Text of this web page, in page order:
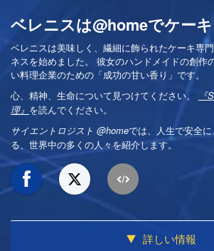
ベレニスは@homeでケーキ
ベレニスは美味しく、繊細に飾られたケーキ専
ネスを始めました。 彼女のハンドメイドの創作
い料理企業のための「成功の甘い香り」です。
心、精神、生命について見つけてください。
理』 を読んでください。
サイエントロジスト @homeでは、人生で安全
る、世界中の多くの人々を紹介します。
詳しい情報